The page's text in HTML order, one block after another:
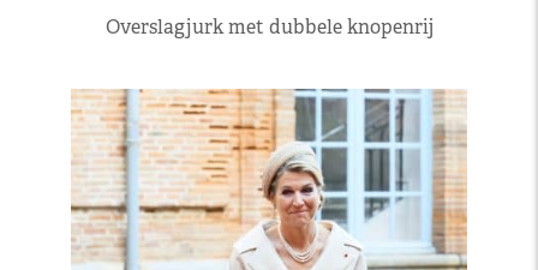
Overslagjurk met dubbele knopenrij